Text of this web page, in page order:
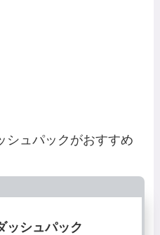
シュパックがおすすめ
ッシュパック